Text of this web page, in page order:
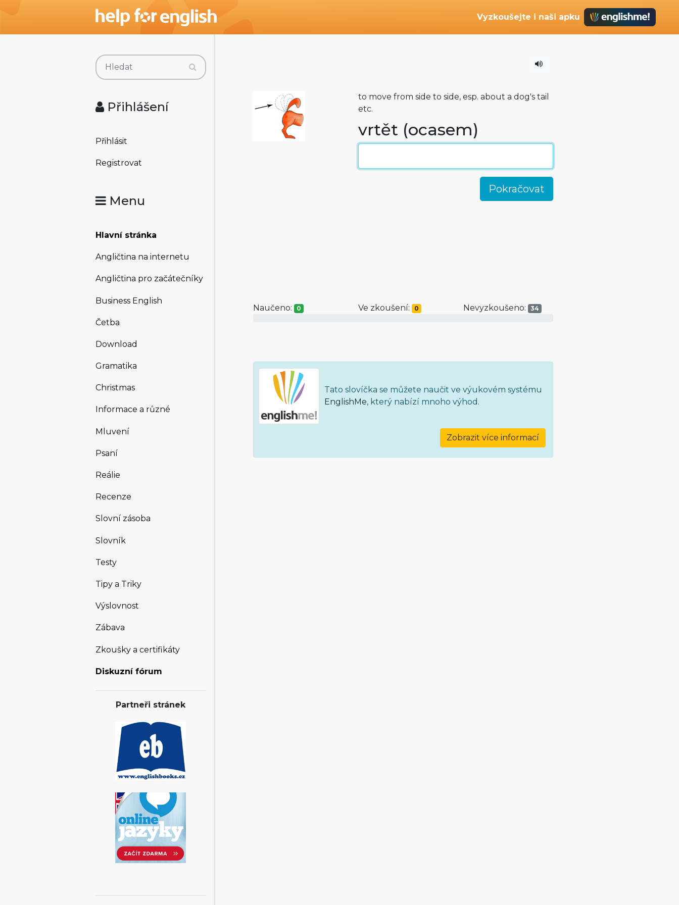
Vyzkoušejte i naši apku
Přihlášení
Přihlásit
Registrovat
Menu
Hlavní stránka
Angličtina na internetu
Angličtina pro začátečníky
Business English
Četba
Download
Gramatika
Christmas
Informace a různé
Mluvení
Psaní
Reálie
Recenze
Slovní zásoba
Slovník
Testy
Tipy a Triky
Výslovnost
Zábava
Zkoušky a certifikáty
Diskuzní fórum
Partneři stránek
to move from side to side, esp. about a dog's tail
etc.
vrtět (ocasem)
Naučeno: 0 Ve zkoušení: 0 Nevyzkoušeno: 34
Tato slovíčka se můžete naučit ve výukovém systému
EnglishMe, který nabízí mnoho výhod.
Zobrazit více informací